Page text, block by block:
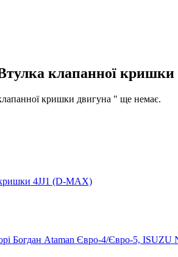
клапанної кришки
кришки двигуна " ще немає.
4JJ1 (D-MAX)
Богдан Ataman Євро-4/Євро-5, ISUZU